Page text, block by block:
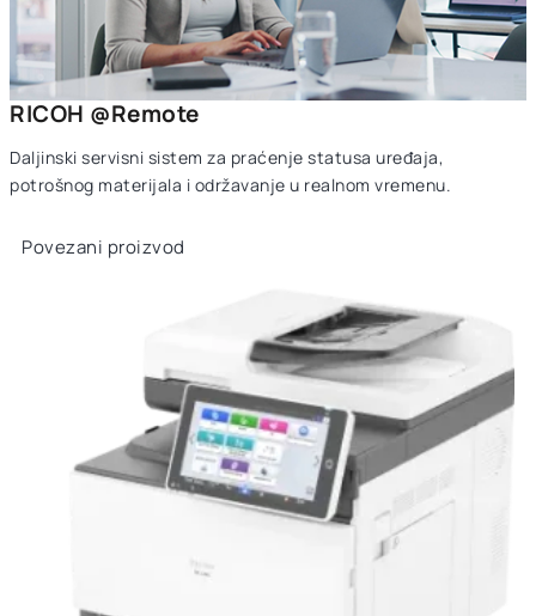
RICOH @Remote
Daljinski servisni sistem za praćenje statusa uređaja,
potrošnog materijala i održavanje u realnom vremenu.
Povezani proizvod